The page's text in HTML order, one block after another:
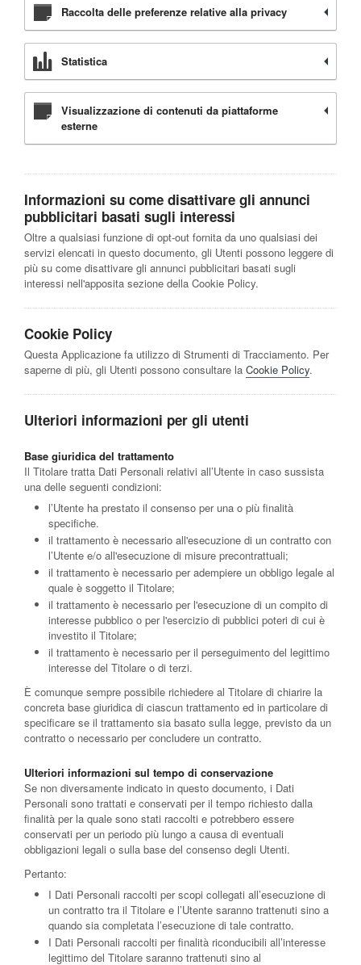
Raccolta delle preferenze relative alla privacy
Statistica
Visualizzazione di contenuti da piattaforme
esterne
Informazioni su come disattivare gli annunci
pubblicitari basati sugli interessi
Oltre a qualsiasi funzione di opt-out fornita da uno qualsiasi dei
servizi elencati in questo documento, gli Utenti possono leggere di
più su come disattivare gli annunci pubblicitari basati sugli
interessi nell'apposita sezione della Cookie Policy.
Cookie Policy
Questa Applicazione fa utilizzo di Strumenti di Tracciamento. Per
saperne di più, gli Utenti possono consultare la Cookie Policy.
Ulteriori informazioni per gli utenti
Base giuridica del trattamento
Il Titolare tratta Dati Personali relativi all’Utente in caso sussista
una delle seguenti condizioni:
l’Utente ha prestato il consenso per una o più finalità
specifiche.
il trattamento è necessario all'esecuzione di un contratto con
l’Utente e/o all'esecuzione di misure precontrattuali;
il trattamento è necessario per adempiere un obbligo legale al
quale è soggetto il Titolare;
il trattamento è necessario per l'esecuzione di un compito di
interesse pubblico o per l'esercizio di pubblici poteri di cui è
investito il Titolare;
il trattamento è necessario per il perseguimento del legittimo
interesse del Titolare o di terzi.
È comunque sempre possibile richiedere al Titolare di chiarire la
concreta base giuridica di ciascun trattamento ed in particolare di
specificare se il trattamento sia basato sulla legge, previsto da un
contratto o necessario per concludere un contratto.
Ulteriori informazioni sul tempo di conservazione
Se non diversamente indicato in questo documento, i Dati
Personali sono trattati e conservati per il tempo richiesto dalla
finalità per la quale sono stati raccolti e potrebbero essere
conservati per un periodo più lungo a causa di eventuali
obbligazioni legali o sulla base del consenso degli Utenti.
Pertanto:
I Dati Personali raccolti per scopi collegati all’esecuzione di
un contratto tra il Titolare e l’Utente saranno trattenuti sino a
quando sia completata l’esecuzione di tale contratto.
I Dati Personali raccolti per finalità riconducibili all’interesse
legittimo del Titolare saranno trattenuti sino al